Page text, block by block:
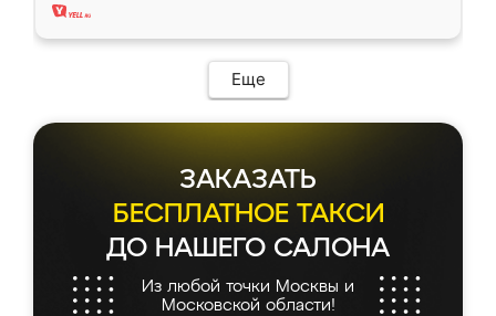
Еще
ЗАКАЗАТЬ
БЕСПЛАТНОЕ ТАКСИ
ДО НАШЕГО САЛОНА
Из любой точки Москвы и
Московской области!